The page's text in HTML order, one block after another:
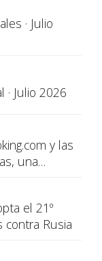
· Julio
· Julio 2026
y las
una
el 21º
contra Rusia